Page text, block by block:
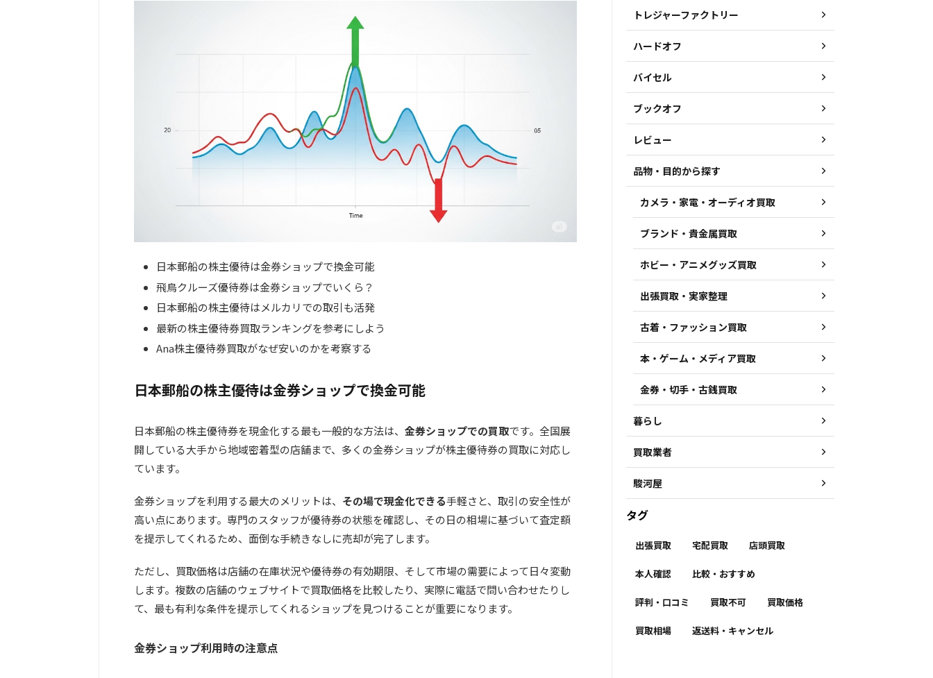
日本郵船の株主優待は金券ショップで換金可能
飛鳥クルーズ優待券は金券ショップでいくら？
日本郵船の株主優待はメルカリでの取引も活発
最新の株主優待券買取ランキングを参考にしよう
Ana株主優待券買取がなぜ安いのかを考察する
日本郵船の株主優待は金券ショップで換金可能
日本郵船の株主優待券を現金化する最も一般的な方法は、 金券ショップでの買取です。全国展
開している大手から地域密着型の店舗まで、多くの金券ショップが株主優待券の買取に対応し
ています。
金券ショップを利用する最大のメリットは、 その場で現金化できる手軽さと、取引の安全性が
高い点にあります。専門のスタッフが優待券の状態を確認し、その日の相場に基づいて査定額
を提示してくれるため、面倒な手続きなしに売却が完了します。
ただし、買取価格は店舗の在庫状況や優待券の有効期限、そして市場の需要によって日々変動
します。複数の店舗のウェブサイトで買取価格を比較したり、実際に電話で問い合わせたりし
て、最も有利な条件を提示してくれるショップを見つけることが重要になります。
金券ショップ利用時の注意点
トレジャーファクトリー
ハードオフ
バイセル
ブックオフ
レビュー
品物・目的から探す
カメラ・家電・オーディオ買取
ブランド・貴金属買取
ホビー・アニメグッズ買取
出張買取・実家整理
古着・ファッション買取
本・ゲーム・メディア買取
金券・切手・古銭買取
暮らし
買取業者
駿河屋
タグ
出張買取 宅配買取 店頭買取
本人確認 比較・おすすめ
評判・口コミ 買取不可 買取価格
買取相場 返送料・キャンセル